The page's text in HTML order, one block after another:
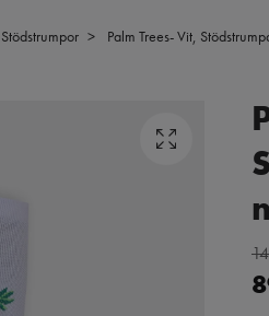
Stödstrumpor Palm Trees- Vit,